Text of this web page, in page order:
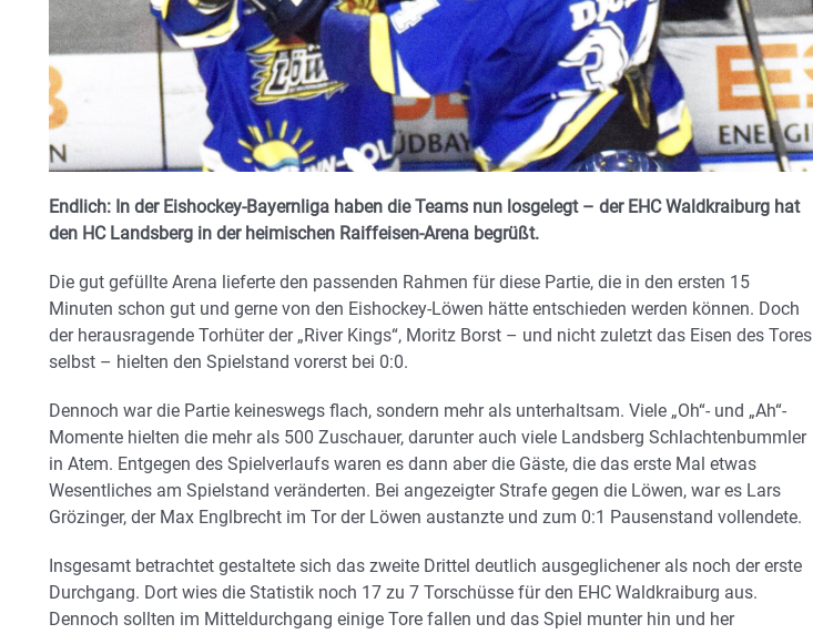
Endlich: In der Eishockey-Bayernliga haben die Teams nun losgelegt – der EHC Waldkraiburg hat
den HC Landsberg in der heimischen Raiffeisen-Arena begrüßt.
Die gut gefüllte Arena lieferte den passenden Rahmen für diese Partie, die in den ersten 15
Minuten schon gut und gerne von den Eishockey-Löwen hätte entschieden werden können. Doch
der herausragende Torhüter der „River Kings“, Moritz Borst – und nicht zuletzt das Eisen des Tores
selbst – hielten den Spielstand vorerst bei 0:0.
Dennoch war die Partie keineswegs flach, sondern mehr als unterhaltsam. Viele „Oh“- und „Ah“-
Momente hielten die mehr als 500 Zuschauer, darunter auch viele Landsberg Schlachtenbummler
in Atem. Entgegen des Spielverlaufs waren es dann aber die Gäste, die das erste Mal etwas
Wesentliches am Spielstand veränderten. Bei angezeigter Strafe gegen die Löwen, war es Lars
Grözinger, der Max Englbrecht im Tor der Löwen austanzte und zum 0:1 Pausenstand vollendete.
Insgesamt betrachtet gestaltete sich das zweite Drittel deutlich ausgeglichener als noch der erste
Durchgang. Dort wies die Statistik noch 17 zu 7 Torschüsse für den EHC Waldkraiburg aus.
Dennoch sollten im Mitteldurchgang einige Tore fallen und das Spiel munter hin und her